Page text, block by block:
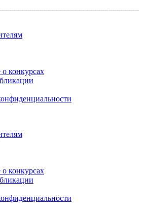
конкурсах
конкурсах